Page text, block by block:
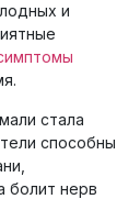
и
стала
способны
болит нерв